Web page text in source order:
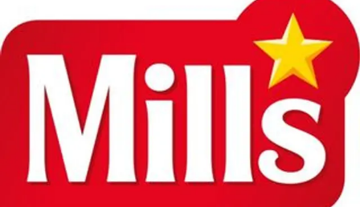
Mills AS
Mills AS er norsk, familieeid mat- og merkevarehus som ble etablert
på Grünerløkka i Oslo i 1885. Der holder vi hus fremdeles. Vår
oppgave er å gjøre det enklere for dagens og fremtidens
generasjoner å samles rundt sunn og god mat. Vi er 370 ansatte i
Mills, og hvert år produserer vi rundt 50.000 tonn matvarer til
norske husholdninger og storkjøkken.